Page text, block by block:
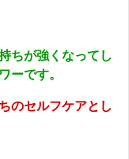
ちが強くなってし
ーです。
のセルフケアとし